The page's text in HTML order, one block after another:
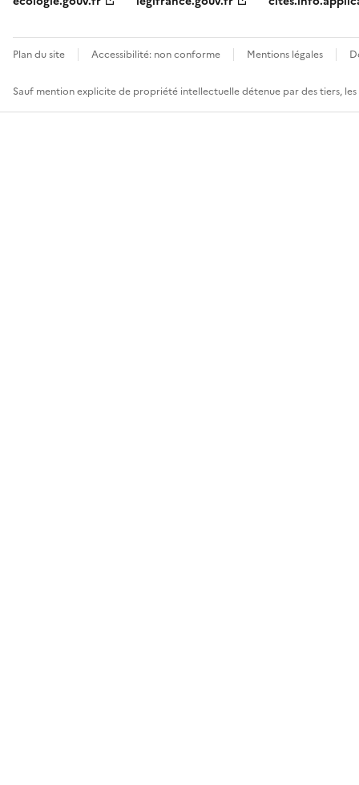
Plan du site Accessibilité: non conforme Mentions légales
Sauf mention explicite de propriété intellectuelle détenue par des tiers,